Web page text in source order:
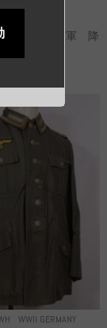
カ ドイツ空軍 降
WWII GERMANY